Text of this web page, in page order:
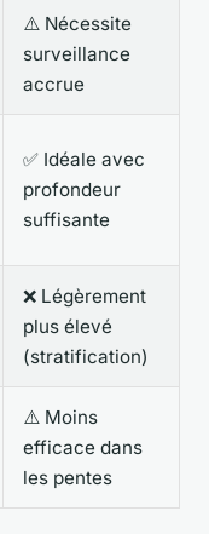
⚠️ Nécessite
surveillance
accrue
✅ Idéale avec
profondeur
suffisante
❌ Légèrement
plus élevé
(stratification)
⚠️ Moins
efficace dans
les pentes